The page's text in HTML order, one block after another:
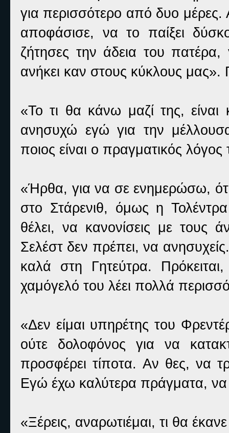
για περισσότερο από δυο
αποφάσισε, να το παίξει
ζήτησες την άδεια του
ανήκει καν στους κύκλους μας».
«Το τι θα κάνω μαζί της,
ανησυχώ εγώ για την
ποιος είναι ο πραγματικός
«Ήρθα, για να σε ενημερώσω,
στο Στάρενιθ, όμως η Τολέντρα
θέλει, να κανονίσεις με τους
Σελέστ δεν πρέπει, να
καλά στη Γητεύτρα.
χαμόγελό του λέει πολλά
«Δεν είμαι υπηρέτης του
ούτε δολοφόνος για να
προσφέρει τίποτα. Αν θες, να
Εγώ έχω καλύτερα πράγματα,
«Ξέρεις, αναρωτιέμαι, τι θα